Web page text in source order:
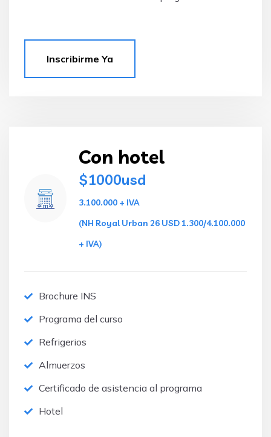
Inscribirme Ya
Con hotel
$1000usd
3.100.000 + IVA
(NH Royal Urban 26 USD 1.300/4.100.000
+ IVA)
Brochure INS
Programa del curso
Refrigerios
Almuerzos
Certificado de asistencia al programa
Hotel